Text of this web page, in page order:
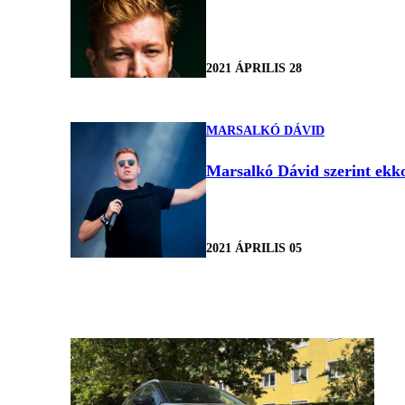
2021 ÁPRILIS 28
MARSALKÓ DÁVID
Marsalkó Dávid szerint
2021 ÁPRILIS 05